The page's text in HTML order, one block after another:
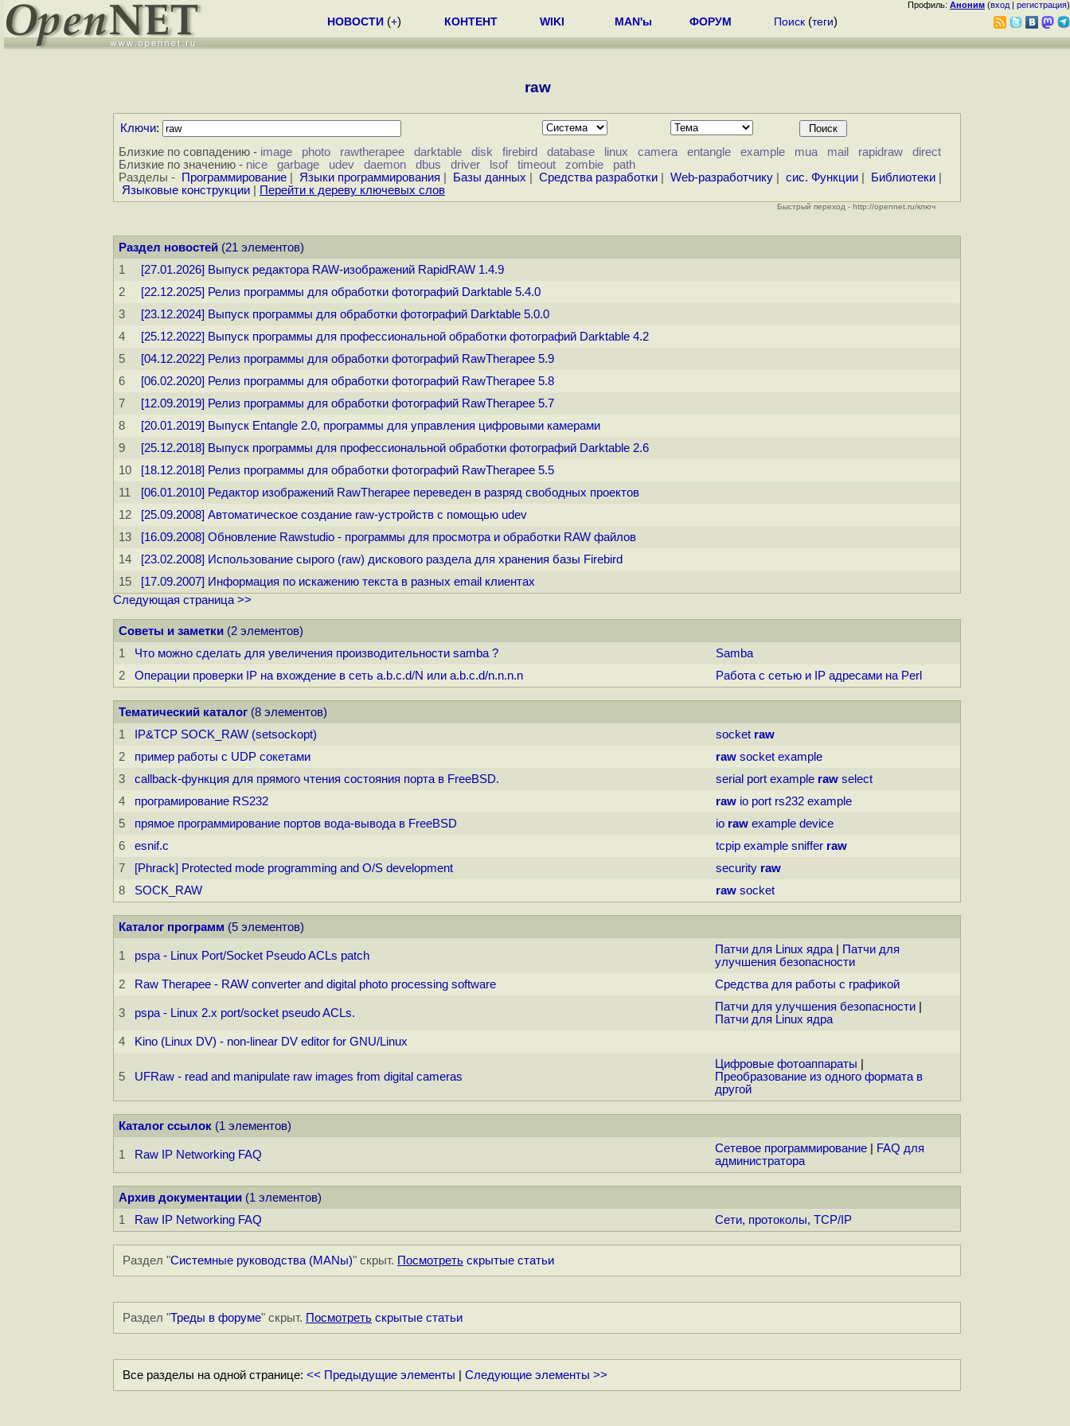
Профиль: Аноним (вход | регистрация)
НОВОСТИ (+) КОНТЕНТ WIKI MAN'ы ФОРУМ Поиск (теги)
raw
Ключи:
Близкие по совпадению - image photo rawtherapee darktable disk firebird database linux camera entangle example mua mail rapidraw
direct
Близкие по значению - nice garbage udev daemon dbus driver lsof timeout zombie
path
Разделы -
Программирование Языки программирования Базы данных Средства разработки Web-разработчику сис. Функции Библиотеки
Языковые конструкции
Перейти к дереву ключевых слов
Быстрый переход - http://opennet.ru/ключ
Раздел новостей (21 элементов)
1
[27.01.2026] Выпуск редактора RAW-изображений RapidRAW 1.4.9
2
[22.12.2025] Релиз программы для обработки фотографий Darktable 5.4.0
3
[23.12.2024] Выпуск программы для обработки фотографий Darktable 5.0.0
4
[25.12.2022] Выпуск программы для профессиональной обработки фотографий Darktable 4.2
5
[04.12.2022] Релиз программы для обработки фотографий RawTherapee 5.9
6
[06.02.2020] Релиз программы для обработки фотографий RawTherapee 5.8
7
[12.09.2019] Релиз программы для обработки фотографий RawTherapee 5.7
8
[20.01.2019] Выпуск Entangle 2.0, программы для управления цифровыми камерами
9
[25.12.2018] Выпуск программы для профессиональной обработки фотографий Darktable 2.6
10
[18.12.2018] Релиз программы для обработки фотографий RawTherapee 5.5
11
[06.01.2010] Редактор изображений RawTherapee переведен в разряд свободных проектов
12
[25.09.2008] Автоматическое создание raw-устройств с помощью udev
13
[16.09.2008] Обновление Rawstudio - программы для просмотра и обработки RAW файлов
14
[23.02.2008] Использование сырого (raw) дискового раздела для хранения базы Firebird
15
[17.09.2007] Информация по искажению текста в разных email клиентах
Следующая страница >>
Советы и заметки (2 элементов)
1
Что можно сделать для увеличения производительности samba ?
Samba
2
Операции проверки IP на вхождение в сеть a.b.c.d/N или a.b.c.d/n.n.n.n Работа с сетью и IP адресами на Perl
Тематический каталог (8 элементов)
1
IP&TCP SOCK_RAW (setsockopt) socket raw
2
пример работы с UDP сокетами raw socket example
3
callback-функция для прямого чтения состояния порта в FreeBSD. serial port example raw select
4
програмирование RS232 raw io port rs232 example
5
пpямое пpогpаммиpование поpтов вода-вывода в FreeBSD io raw example device
6
esnif.c tcpip example sniffer raw
7
[Phrack] Protected mode programming and O/S development security raw
8
SOCK_RAW raw socket
Каталог программ (5 элементов)
1 pspa - Linux Port/Socket Pseudo ACLs patch Патчи для Linux ядра
Патчи для
улучшения безопасности
2
Raw Therapee - RAW converter and digital photo processing software Средства для работы с графикой
3 pspa - Linux 2.x port/socket pseudo ACLs. Патчи для улучшения безопасности
Патчи для Linux ядра
4
Kino (Linux DV) - non-linear DV editor for GNU/Linux
5 UFRaw - read and manipulate raw images from digital cameras
Цифровые фотоаппараты
Преобразование из одного формата в
другой
Каталог ссылок (1 элементов)
1 Raw IP Networking FAQ Сетевое программирование
FAQ для
администратора
Архив документации (1 элементов)
1
Raw IP Networking FAQ Сети, протоколы, TCP/IP
Раздел "Системные руководства (MANы)" скрыт. Посмотреть скрытые статьи
Раздел "Треды в форуме" скрыт. Посмотреть скрытые статьи
Все разделы на одной странице: << Предыдущие элементы Следующие элементы >>